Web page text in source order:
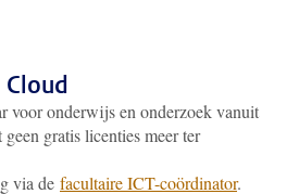
voor onderwijs en onderzoek vanuit
gratis licenties meer ter
via de facultaire ICT-coördinator.